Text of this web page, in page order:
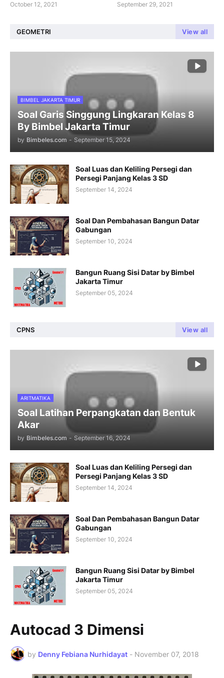
October 12, 2021 September 29, 2021
GEOMETRI View all
BIMBEL JAKARTA TIMUR
Soal Garis Singgung Lingkaran Kelas 8
By Bimbel Jakarta Timur
by Bimbeles.com - September 15, 2024
Soal Luas dan Keliling Persegi dan
Persegi Panjang Kelas 3 SD
September 14, 2024
Soal Dan Pembahasan Bangun Datar
Gabungan
September 10, 2024
Bangun Ruang Sisi Datar by Bimbel
Jakarta Timur
September 05, 2024
CPNS View all
ARITMATIKA
Soal Latihan Perpangkatan dan Bentuk
Akar
by Bimbeles.com - September 16, 2024
Soal Luas dan Keliling Persegi dan
Persegi Panjang Kelas 3 SD
September 14, 2024
Soal Dan Pembahasan Bangun Datar
Gabungan
September 10, 2024
Bangun Ruang Sisi Datar by Bimbel
Jakarta Timur
September 05, 2024
Autocad 3 Dimensi
by Denny Febiana Nurhidayat - November 07, 2018